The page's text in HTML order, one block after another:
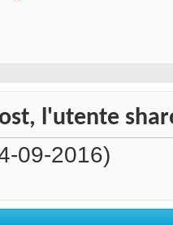
l'utente
09-2016)